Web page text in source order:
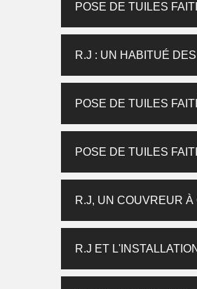
POSE DE TUILES
R.J : UN HABITUÉ
POSE DE TUILES
POSE DE TUILES
R.J, UN COUVREUR
R.J ET